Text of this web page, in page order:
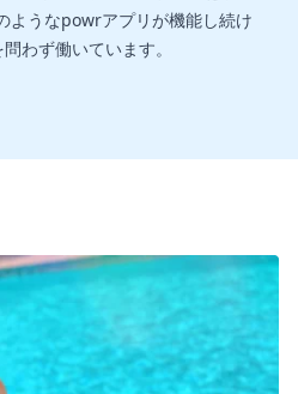
うなpowrアプリが機能し続け
わず働いています。